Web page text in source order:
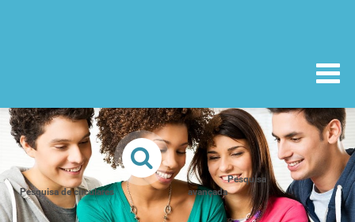
Pesquisa
avançada
Pesquisa de circulares